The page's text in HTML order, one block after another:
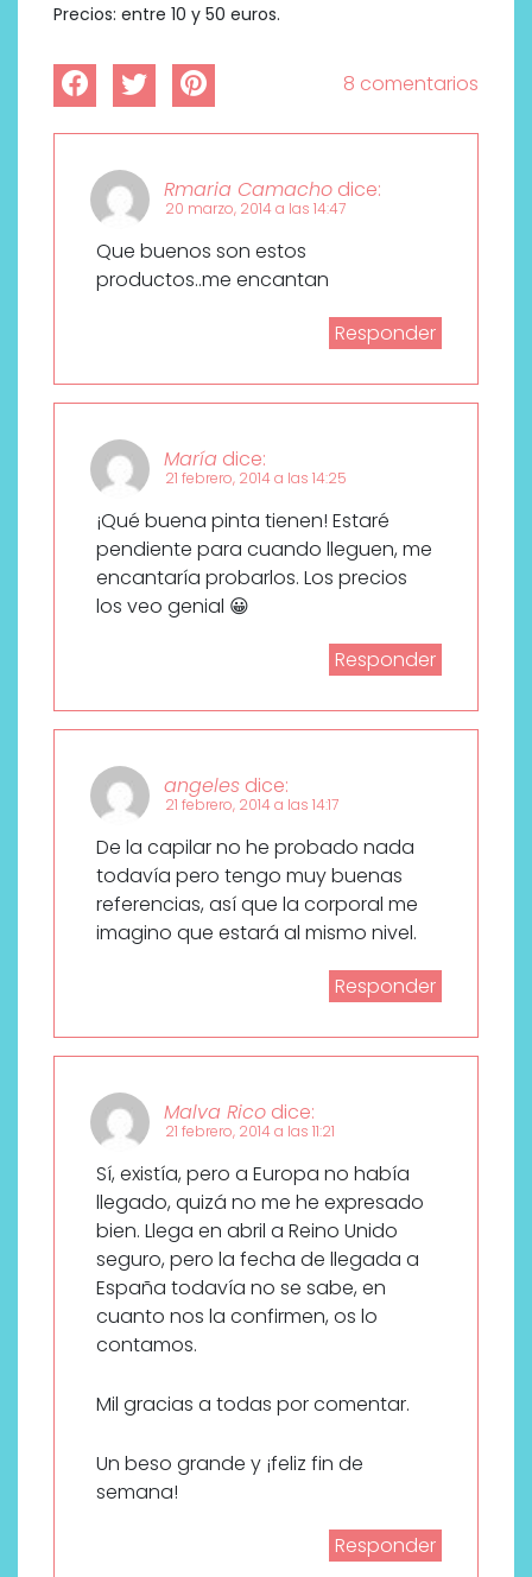
Precios: entre 10 y 50 euros.
8 comentarios
Rmaria Camacho dice:
20 marzo, 2014 a las 14:47
Que buenos son estos
productos..me encantan
Responder
María dice:
21 febrero, 2014 a las 14:25
¡Qué buena pinta tienen! Estaré
pendiente para cuando lleguen, me
encantaría probarlos. Los precios
los veo genial 😀
Responder
angeles dice:
21 febrero, 2014 a las 14:17
De la capilar no he probado nada
todavía pero tengo muy buenas
referencias, así que la corporal me
imagino que estará al mismo nivel.
Responder
Malva Rico dice:
21 febrero, 2014 a las 11:21
Sí, existía, pero a Europa no había
llegado, quizá no me he expresado
bien. Llega en abril a Reino Unido
seguro, pero la fecha de llegada a
España todavía no se sabe, en
cuanto nos la confirmen, os lo
contamos.
Mil gracias a todas por comentar.
Un beso grande y ¡feliz fin de
semana!
Responder